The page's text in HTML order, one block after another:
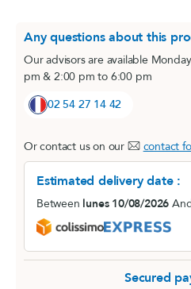
Any questions about this
Our advisors are available
pm & 2:00 pm to 6:00 pm
02 54 27 14 42
Or contact us on our contact
Estimated delivery date :
Between lunes 10/08/2026
Secured